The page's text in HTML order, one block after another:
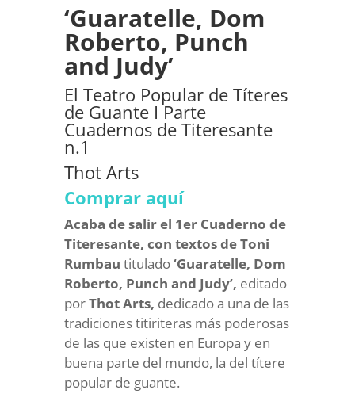
‘Guaratelle, Dom
Roberto, Punch
and Judy’
El Teatro Popular de Títeres
de Guante I Parte
Cuadernos de Titeresante
n.1
Thot Arts
Comprar aquí
Acaba de salir el 1er Cuaderno de
Titeresante, con textos deToni
Rumbau titulado‘Guaratelle, Dom
Roberto, Punch and Judy’, editado
porThot Arts, dedicado a una de las
tradiciones titiriteras más poderosas
de las que existen en Europa y en
buena parte del mundo, la del títere
popular de guante.